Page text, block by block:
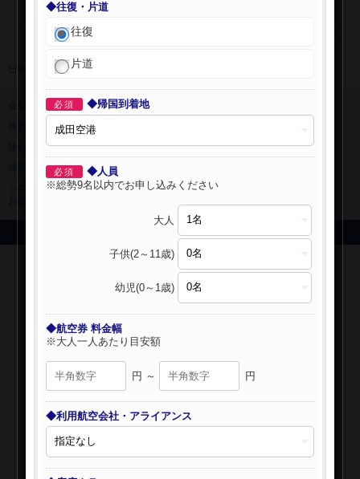
日本旅行 トップ >海外航空券
旅行業登録票・約款
旅行条件書
ニュースリリース
採用情報
システムメンテナンスの
Copyright © NIPPON TRAVEL AGENCY Co.,LTD. All rights reserved.
◆往復・片道
往復
片道
必須 ◆帰国到着地
必須
◆人員
※総勢9名以内でお申し込みください
大人
子供(2～11歳)
幼児(0～1歳)
◆航空券 料金幅
※大人一人あたり目安額
円 ～ 円
◆利用航空会社・アライアンス